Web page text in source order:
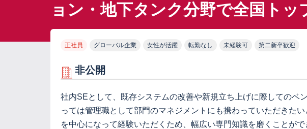
ョン・地下タンク分野で全国ト
正社員 グローバル企業 女性が活躍 転勤なし 未経験可 第二新卒歓迎
非公開
社内SEとして、既存システムの改善や新規立ち上げに際してのベ
っては管理職として部門のマネジメントにも携わっていただきた
を中心になって経験いただくため、幅広い専門知識を磨くことがで